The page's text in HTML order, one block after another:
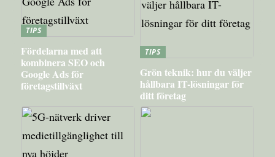
TIPS
Fördelarna med att
kombinera SEO och
Google Ads för
företagstillväxt
TIPS
Grön teknik: hur du väljer
hållbara IT-lösningar för
ditt företag